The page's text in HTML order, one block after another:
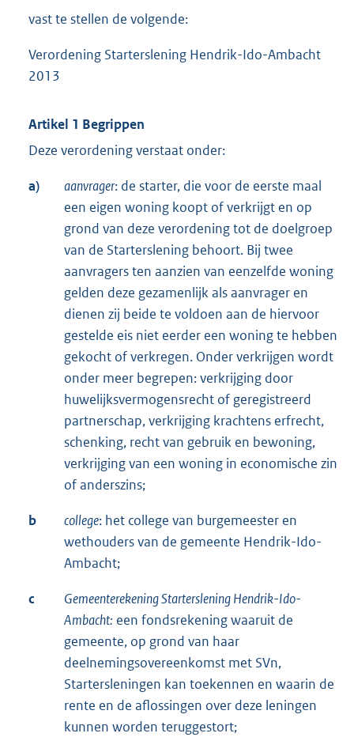
vast te stellen de volgende:
Verordening Starterslening Hendrik-Ido-Ambacht
2013
Artikel 1 Begrippen
Deze verordening verstaat onder:
a) aanvrager: de starter, die voor de eerste maal
een eigen woning koopt of verkrijgt en op
grond van deze verordening tot de doelgroep
van de Starterslening behoort. Bij twee
aanvragers ten aanzien van eenzelfde woning
gelden deze gezamenlijk als aanvrager en
dienen zij beide te voldoen aan de hiervoor
gestelde eis niet eerder een woning te hebben
gekocht of verkregen. Onder verkrijgen wordt
onder meer begrepen: verkrijging door
huwelijksvermogensrecht of geregistreerd
partnerschap, verkrijging krachtens erfrecht,
schenking, recht van gebruik en bewoning,
verkrijging van een woning in economische zin
of anderszins;
b college: het college van burgemeester en
wethouders van de gemeente Hendrik-Ido-
Ambacht;
c
Gemeenterekening Starterslening Hendrik-Ido-
Ambacht: een fondsrekening waaruit de
gemeente, op grond van haar
deelnemingsovereenkomst met SVn,
Startersleningen kan toekennen en waarin de
rente en de aflossingen over deze leningen
kunnen worden teruggestort;